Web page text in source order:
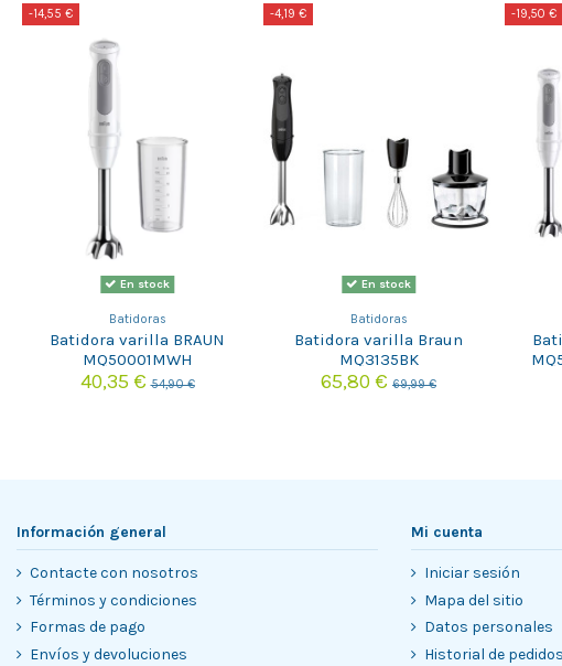
-14,55 €
En stock
Batidoras
Batidora varilla BRAUN
MQ50001MWH
40,35 €54,90 €
-4,19 €
En stock
Batidoras
Batidora varilla Braun
MQ3135BK
65,80 € 69,99 €
-19,50 €
Información general
Contacte con nosotros
Términos y condiciones
Formas de pago
Envíos y devoluciones
Mi cuenta
Iniciar sesión
Mapa del sitio
Datos personales
Historial de pedidos